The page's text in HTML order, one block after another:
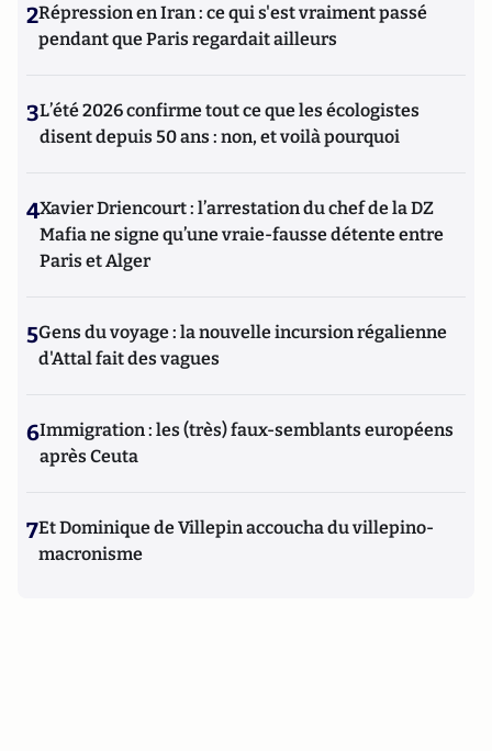
2Répression en Iran : ce qui s'est vraiment passé
pendant que Paris regardait ailleurs
3L’été 2026 confirme tout ce que les écologistes
disent depuis 50 ans : non, et voilà pourquoi
4Xavier Driencourt : l’arrestation du chef de la DZ
Mafia ne signe qu’une vraie-fausse détente entre
Paris et Alger
5Gens du voyage : la nouvelle incursion régalienne
d'Attal fait des vagues
6Immigration : les (très) faux-semblants européens
après Ceuta
7Et Dominique de Villepin accoucha du villepino-
macronisme